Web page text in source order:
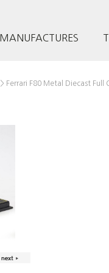
MANUFACTURES
> Ferrari F80 Metal Diecast Full